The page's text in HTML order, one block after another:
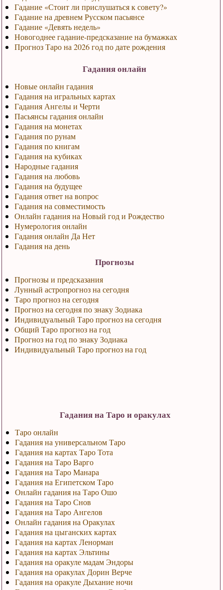
Гадание «Стоит ли прислушаться к совету?»
Гадание на древнем Русском пасьянсе
Гадание «Девять недель»
Новогоднее гадание-предсказание на бумажках
Прогноз Таро на 2026 год по дате рождения
Гадания онлайн
Новые онлайн гадания
Гадания на игральных картах
Гадания Ангелы и Черти
Пасьянсы гадания онлайн
Гадания на монетах
Гадания по рунам
Гадания по книгам
Гадания на кубиках
Народные гадания
Гадания на любовь
Гадания на будущее
Гадания ответ на вопрос
Гадания на совместимость
Онлайн гадания на Новый год и Рождество
Нумерология онлайн
Гадания онлайн Да Нет
Гадания на день
Прогнозы
Прогнозы и предсказания
Лунный астропрогноз на сегодня
Таро прогноз на сегодня
Прогноз на сегодня по знаку Зодиака
Индивидуальный Таро прогноз на сегодня
Общий Таро прогноз на год
Прогноз на год по знаку Зодиака
Индивидуальный Таро прогноз на год
Гадания на Таро и оракулах
Таро онлайн
Гадания на универсальном Таро
Гадания на картах Таро Тота
Гадания на Таро Варго
Гадания на Таро Манара
Гадания на Египетском Таро
Онлайн гадания на Таро Ошо
Гадания на Таро Снов
Гадания на Таро Ангелов
Онлайн гадания на Оракулах
Гадания на цыганских картах
Гадания на картах Ленорман
Гадания на картах Эльтины
Гадания на оракуле мадам Эндоры
Гадания на оракулах Дорин Верче
Гадания на оракуле Дыхание ночи